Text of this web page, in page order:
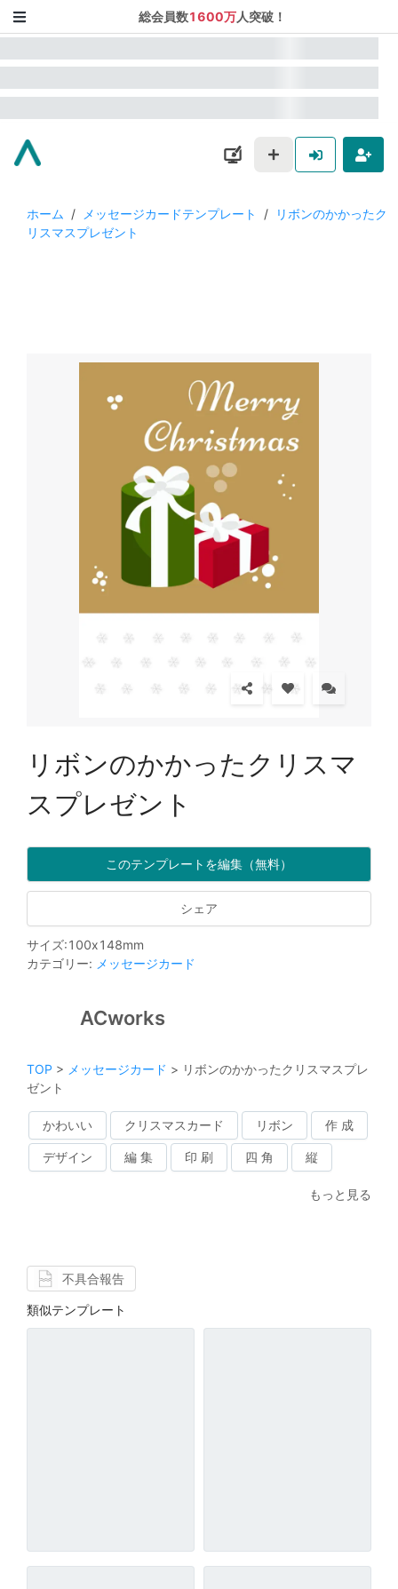
総会員数1600万人突破！
ホーム / メッセージカードテンプレート /
リボンのかかったク
リスマスプレゼント
リボンのかかったクリスマ
スプレゼント
このテンプレートを編集（無料）
シェア
サイズ:100x148mm
カテゴリー: メッセージカード
ACworks
TOP > メッセージカード > リボンのかかったクリスマスプレ
ゼント
かわいい クリスマスカード リボン 作 成
デザイン 編 集 印 刷 四 角 縦
もっと見る
不具合報告
類似テンプレート